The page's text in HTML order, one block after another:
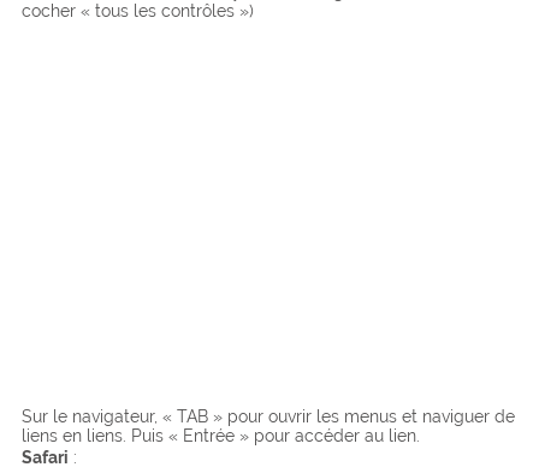
cocher « tous les contrôles »)
Sur le navigateur, « TAB » pour ouvrir les menus et naviguer de
liens en liens. Puis « Entrée » pour accéder au lien.
Safari :